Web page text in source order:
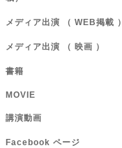
メディア出演 （ WEB掲載 ）
メディア出演 （ 映画 ）
書籍
MOVIE
講演動画
Facebook ページ